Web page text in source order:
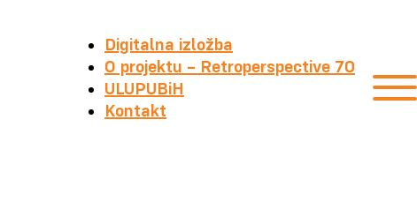
Digitalna izložba
O projektu – Retroperspective 70
ULUPUBiH
Kontakt